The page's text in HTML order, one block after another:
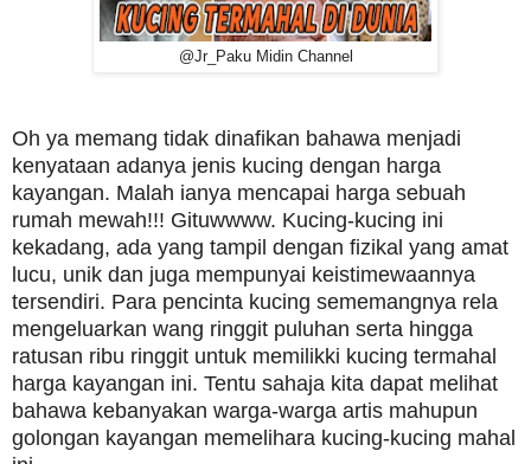
@Jr_Paku Midin Channel
Oh ya memang tidak dinafikan bahawa menjadi
kenyataan adanya jenis kucing dengan harga
kayangan. Malah ianya mencapai harga sebuah
rumah mewah!!! Gituwwww. Kucing-kucing ini
kekadang, ada yang tampil dengan fizikal yang amat
lucu, unik dan juga mempunyai keistimewaannya
tersendiri. Para pencinta kucing sememangnya rela
mengeluarkan wang ringgit puluhan serta hingga
ratusan ribu ringgit untuk memilikki kucing termahal
harga kayangan ini. Tentu sahaja kita dapat melihat
bahawa kebanyakan warga-warga artis mahupun
golongan kayangan memelihara kucing-kucing mahal